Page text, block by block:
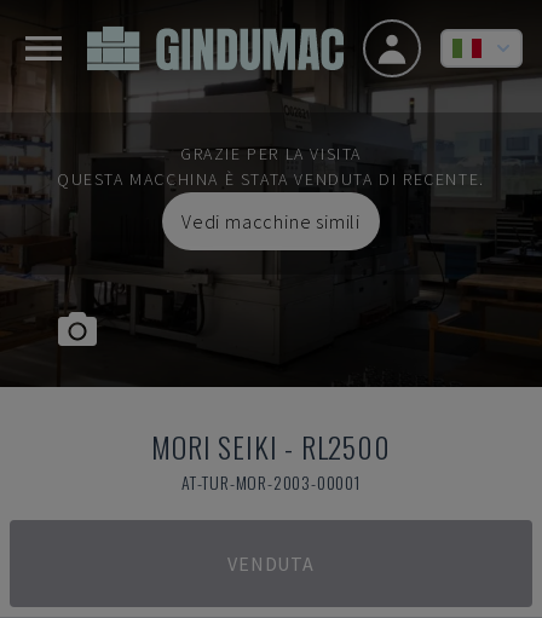
GRAZIE PER LA VISITA
QUESTA MACCHINA È STATA VENDUTA DI RECENTE.
Vedi macchine simili
MORI SEIKI - RL2500
AT-TUR-MOR-2003-00001
VENDUTA